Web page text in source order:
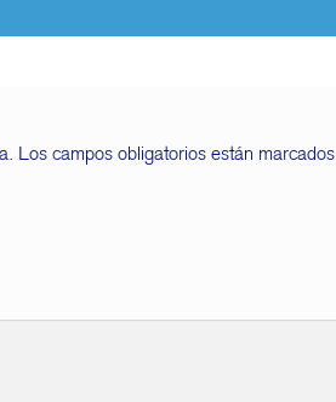
Los campos obligatorios están marcados